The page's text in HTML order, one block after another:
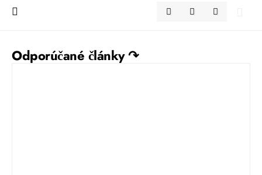
Odporúčané články ↷